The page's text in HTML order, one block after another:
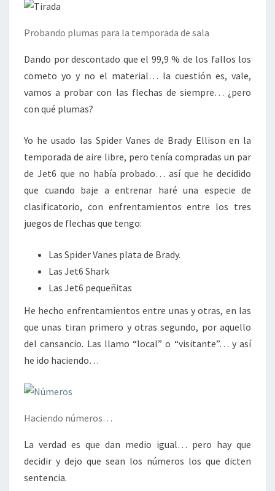
Probando plumas para la temporada de sala
Dando por descontado que el 99,9 % de los fallos los
cometo yo y no el material… la cuestión es, vale,
vamos a probar con las flechas de siempre… ¿pero
con qué plumas?
Yo he usado las Spider Vanes de Brady Ellison en la
temporada de aire libre, pero tenía compradas un par
de Jet6 que no había probado… así que he decidido
que cuando baje a entrenar haré una especie de
clasificatorio, con enfrentamientos entre los tres
juegos de flechas que tengo:
Las Spider Vanes plata de Brady.
Las Jet6 Shark
Las Jet6 pequeñitas
He hecho enfrentamientos entre unas y otras, en las
que unas tiran primero y otras segundo, por aquello
del cansancio. Las llamo “local” o “visitante”… y así
he ido haciendo…
Haciendo números…
La verdad es que dan medio igual… pero hay que
decidir y dejo que sean los números los que dicten
sentencia.